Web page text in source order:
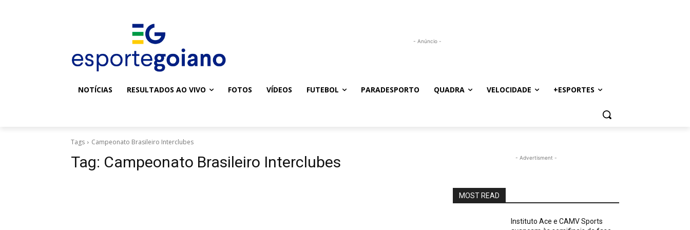
- Anúncio -
NOTÍCIAS RESULTADOS AO VIVO FOTOS VÍDEOS FUTEBOL PARADESPORTO QUADRA VELOCIDADE +ESPORTES
Tags Campeonato Brasileiro Interclubes
Tag: Campeonato Brasileiro Interclubes - Advertisment -
MOST READ
Instituto Ace e CAMV Sports